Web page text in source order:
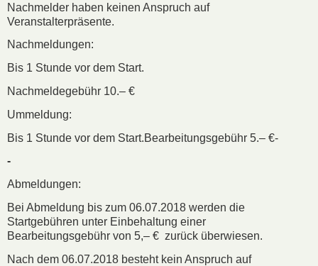
Nachmelder haben keinen Anspruch auf
Veranstalterpräsente.
Nachmeldungen:
Bis 1 Stunde vor dem Start.
Nachmeldegebühr 10.– €
Ummeldung:
Bis 1 Stunde vor dem Start.Bearbeitungsgebühr 5.– €-
-
Abmeldungen:
Bei Abmeldung bis zum 06.07.2018 werden die
Startgebühren unter Einbehaltung einer
Bearbeitungsgebühr von 5,– € zurück überwiesen.
Nach dem 06.07.2018 besteht kein Anspruch auf